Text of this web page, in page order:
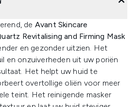
de Avant Skincare
Revitalising and Firming Mask
en gezonder uitzien. Het
en onzuiverheden uit uw poriën
Het helpt uw huid te
overtollige oliën voor meer
teint. Het reinigende masker